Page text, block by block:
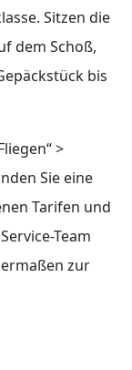
Sitzen die
dem Schoß,
bis
>
Sie eine
Tarifen und
Team
zur